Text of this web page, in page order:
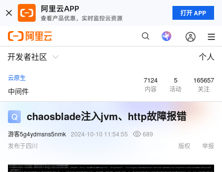
打开 APP
开发者社区 个人
云原生
中间件
7124
内容
5
活动
165657
关注
chaosblade注入jvm、http故障报错
游客5g4ydmsns5nmk 2024-10-10 11:54:55
689
发布于四川
举报
版权